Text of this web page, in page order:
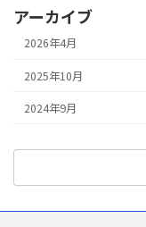
アーカイブ
2026年4月
2025年10月
2024年9月